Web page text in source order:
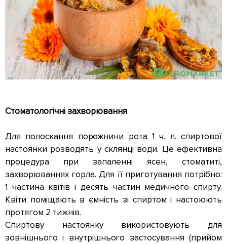
Стоматологічні захворювання
Для полоскання порожнини рота 1 ч. л. спиртової
настоянки розводять у склянці води. Це ефективна
процедура при запаленні ясен, стоматиті,
захворюваннях горла. Для її приготування потрібно:
1 частина квітів і десять частин медичного спирту.
Квіти поміщають в ємність зі спиртом і настоюють
протягом 2 тижнів.
Спиртову настоянку використовують для
зовнішнього і внутрішнього застосування (прийом